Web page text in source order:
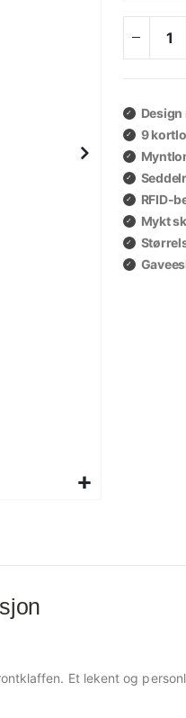
9
RFID-
Mykt
Et lekent og